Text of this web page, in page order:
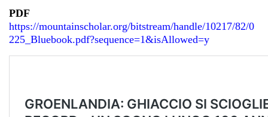
PDF
https://mountainscholar.org/bitstream/handle/10217/82/0
225_Bluebook.pdf?sequence=1&isAllowed=y